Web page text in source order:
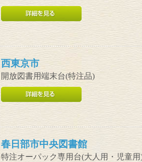
西東京市
開放図書用端末台(特注品)
春日部市中央図書館
特注オーパック専用台(大人用・児童用